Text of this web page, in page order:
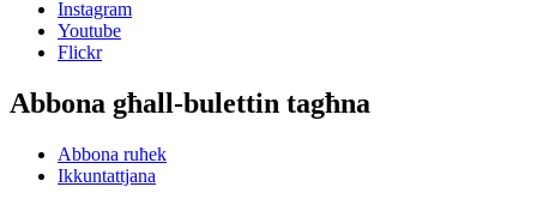
Instagram
Youtube
Flickr
Abbona għall-bulettin tagħna
Abbona ruħek
Ikkuntattjana